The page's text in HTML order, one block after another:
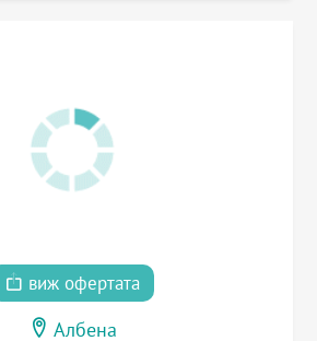
виж офертата
Албена